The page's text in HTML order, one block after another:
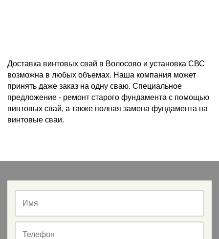
Доставка винтовых свай в Волосово и установка СВС
возможна в любых объемах. Наша компания может
принять даже заказ на одну сваю. Специальное
предложение - ремонт старого фундамента с помощью
винтовых свай, а также полная замена фундамента на
винтовые сваи.
Имя
Телефон